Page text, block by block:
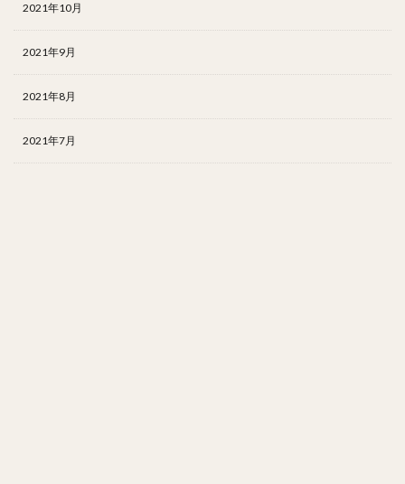
2021年10月
2021年9月
2021年8月
2021年7月